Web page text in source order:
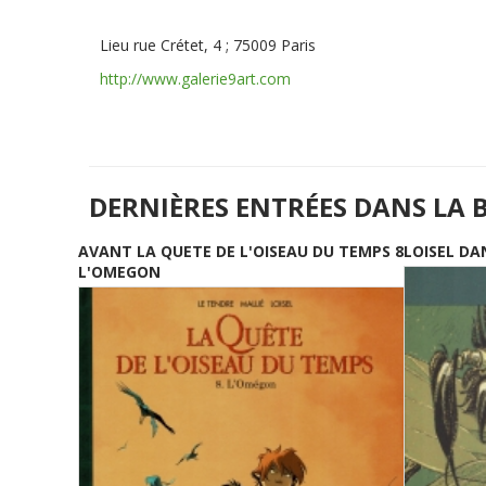
Lieu rue Crétet, 4 ; 75009 Paris
http://www.galerie9art.com
DERNIÈRES ENTRÉES DANS LA
AVANT LA QUETE DE L'OISEAU DU TEMPS 8
L'OMEGON
LOISEL